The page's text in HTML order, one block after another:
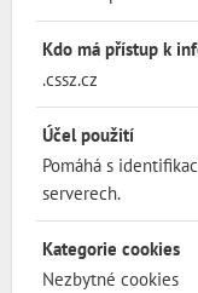
Kdo má přístup k
.cssz.cz
Účel použití
Pomáhá s
serverech.
Kategorie cookies
Nezbytné cookies